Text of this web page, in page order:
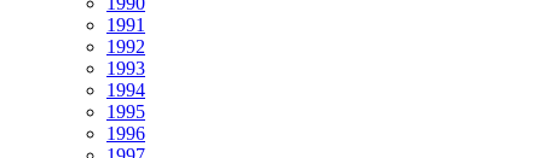
1991
1992
1993
1994
1995
1996